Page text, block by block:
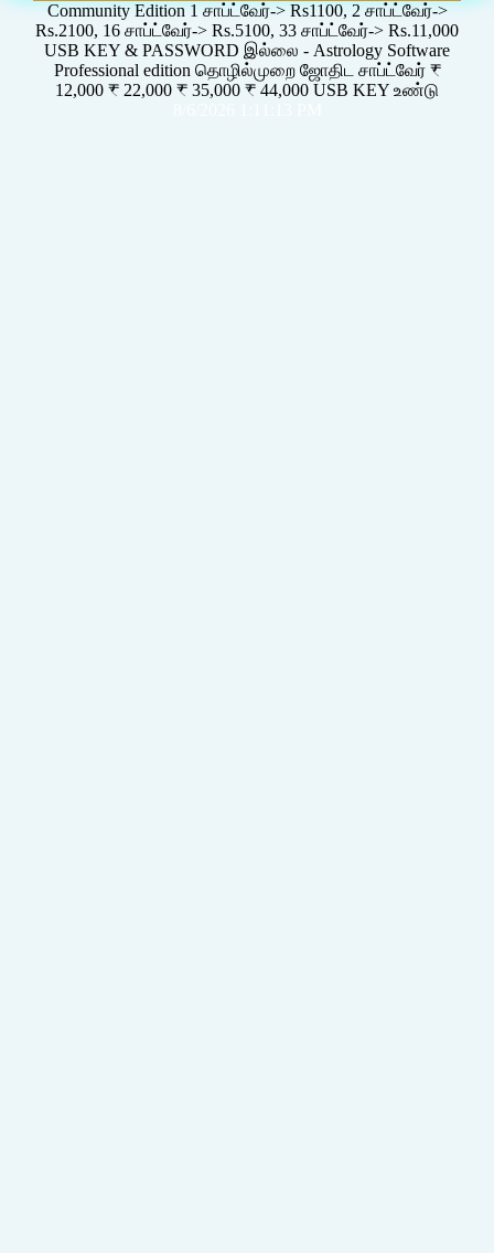
Community Edition 1 சாப்ட்வேர்-> Rs1100, 2 சாப்ட்வேர்->
Rs.2100, 16 சாப்ட்வேர்-> Rs.5100, 33 சாப்ட்வேர்-> Rs.11,000
USB KEY & PASSWORD இல்லை - Astrology Software
Professional edition தொழில்முறை ஜோதிட சாப்ட்வேர் ₹
12,000 ₹ 22,000 ₹ 35,000 ₹ 44,000 USB KEY உண்டு